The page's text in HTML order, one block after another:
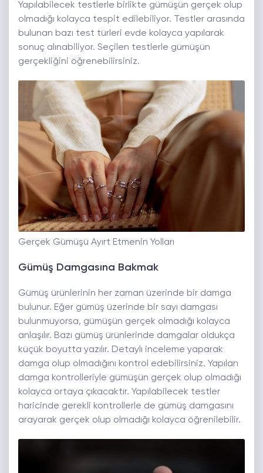
Yapılabilecek testlerle birlikte gümüşün gerçek olup
olmadığı kolayca tespit edilebiliyor. Testler arasında
bulunan bazı test türleri evde kolayca yapılarak
sonuç alınabiliyor. Seçilen testlerle gümüşün
gerçekliğini öğrenebilirsiniz.
Gerçek Gümüşü Ayırt Etmenin Yolları
Gümüş Damgasına Bakmak
Gümüş ürünlerinin her zaman üzerinde bir damga
bulunur. Eğer gümüş üzerinde bir sayı damgası
bulunmuyorsa, gümüşün gerçek olmadığı kolayca
anlaşılır. Bazı gümüş ürünlerinde damgalar oldukça
küçük boyutta yazılır. Detaylı inceleme yaparak
damga olup olmadığını kontrol edebilirsiniz. Yapılan
damga kontrolleriyle gümüşün gerçek olup olmadığı
kolayca ortaya çıkacaktır. Yapılabilecek testler
haricinde gerekli kontrollerle de gümüş damgasını
arayarak gerçek olup olmadığı kolayca öğrenilebilir.